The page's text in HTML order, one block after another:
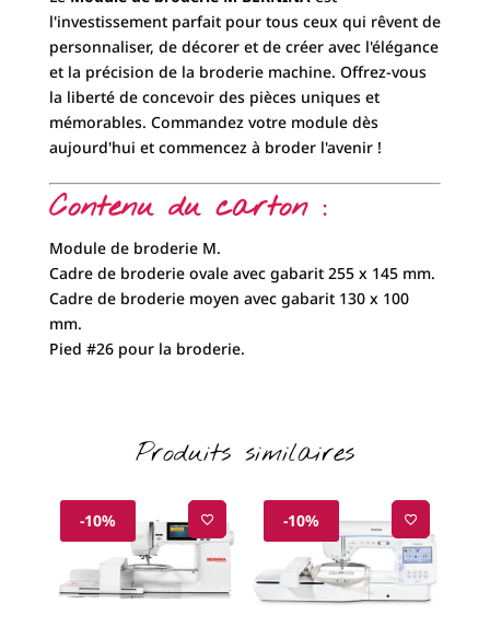
l'investissement parfait pour tous ceux qui rêvent de
personnaliser, de décorer et de créer avec l'élégance
et la précision de la broderie machine. Offrez-vous
la liberté de concevoir des pièces uniques et
mémorables. Commandez votre module dès
aujourd'hui et commencez à broder l'avenir !
Contenu du carton :
Module de broderie M.
Cadre de broderie ovale avec gabarit 255 x 145 mm.
Cadre de broderie moyen avec gabarit 130 x 100
mm.
Pied #26 pour la broderie.
Produits similaires
-10% -10%